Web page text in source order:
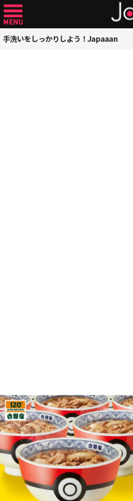
手洗いをしっかりしよう！Japaaan